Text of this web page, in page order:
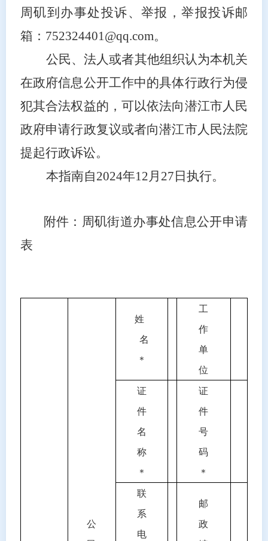
周矶到办事处投诉、举报，举报投诉邮
箱：752324401@qq.com。
公民、法人或者其他组织认为本机关
在政府信息公开工作中的具体行政行为侵
犯其合法权益的，可以依法向潜江市人民
政府申请行政复议或者向潜江市人民法院
提起行政诉讼。
本指南自2024年12月 27 日执行。
附件：周矶街道办事处信息公开申请
表
公
姓
名
＊
工
作
单
位
证
件
名
称
＊
证
件
号
码
＊
联
系
电
邮
政